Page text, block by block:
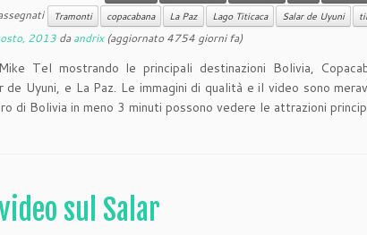
Tramonti copacabana La Paz Lago Titicaca Salar de Uyuni
2013 daandrix(aggiornato 4754 giorni fa)
Tel mostrando le principali destinazioni Bolivia,
de Uyuni, e La Paz. Le immagini di qualità e il video sono
di Bolivia in meno 3 minuti possono vedere le attrazioni
sul Salar